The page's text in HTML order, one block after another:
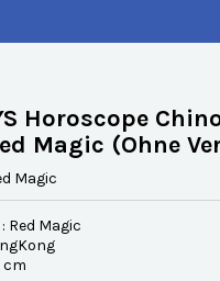
Horoscope
Magic (Ohne
Magic
Red Magic
cm